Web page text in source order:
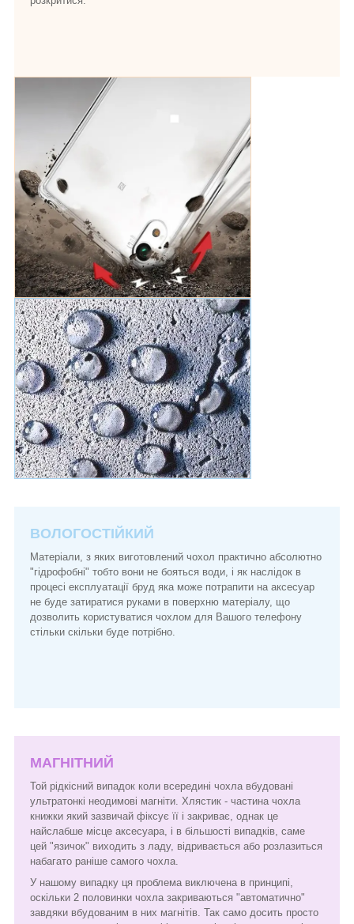
ВОЛОГОСТІЙКИЙ
Матеріали, з яких виготовлений чохол практично абсолютно
"гідрофобні" тобто вони не бояться води, і як наслідок в
процесі експлуатації бруд яка може потрапити на аксесуар
не буде затиратися руками в поверхню матеріалу, що
дозволить користуватися чохлом для Вашого телефону
стільки скільки буде потрібно.
МАГНІТНИЙ
Той рідкісний випадок коли всередині чохла вбудовані
ультратонкі неодимові магніти. Хлястик - частина чохла
книжки який зазвичай фіксує її і закриває, однак це
найслабше місце аксесуара, і в більшості випадків, саме
цей "язичок" виходить з ладу, відривається або розлазиться
набагато раніше самого чохла.
У нашому випадку ця проблема виключена в принципі,
оскільки 2 половинки чохла закриваються "автоматично"
завдяки вбудованим в них магнітів. Так само досить просто